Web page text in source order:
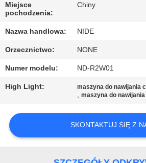
NAMI
POPROSIĆ
O
SITEMAP
Miejsce
pochodzenia:
Chiny
Nazwa handlowa: NIDE
Orzecznictwo: NONE
Numer modelu: ND-R2W01
High Light: maszyna do nawijania
,maszyna do
SKONTAKTUJ SIĘ Z